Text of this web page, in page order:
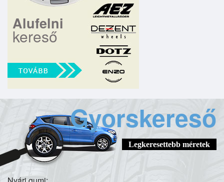
Alufelni
kereső
Gyorskereső
Legkeresettebb méretek